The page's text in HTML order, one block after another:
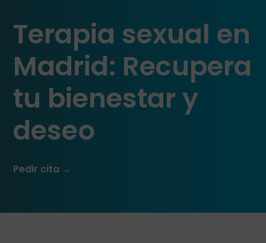
Terapia sexual en
Madrid: Recupera
tu bienestar y
deseo
Pedir cita →